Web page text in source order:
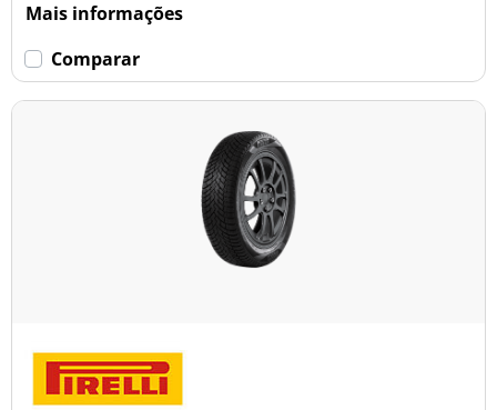
Mais informações
Comparar